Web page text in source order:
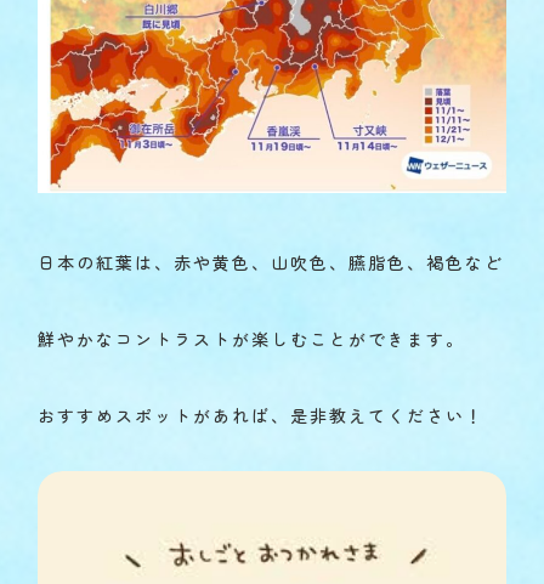
日本の紅葉は、赤や黄色、山吹色、臙脂色、褐色など
鮮やかなコントラストが楽しむことができます。
おすすめスポットがあれば、是非教えてください！